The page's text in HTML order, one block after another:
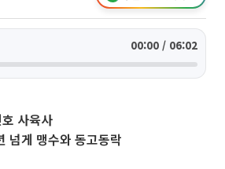
00:00 / 06:02
사육사
넘게 맹수와 동고동락